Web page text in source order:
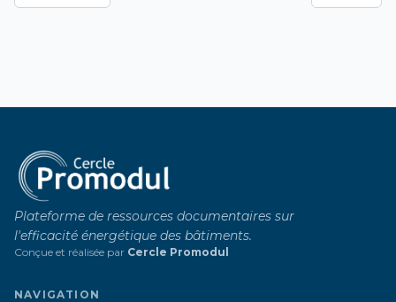
Plateforme de ressources documentaires sur
l'efficacité énergétique des bâtiments.
Conçue et réalisée par Cercle Promodul
NAVIGATION